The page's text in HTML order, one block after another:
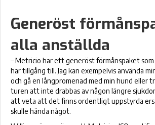
Generöst
alla anställda
– Metricio har ett generöst förmånspaket
har tillgång till. Jag kan exempelvis använda
och gå en långpromenad med min hund eller
turen att inte drabbas av någon längre
att veta att det finns ordentligt uppstyrda
skulle hända något.